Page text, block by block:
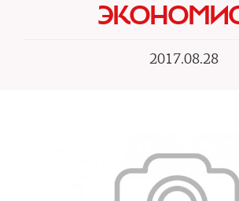
2017.08.28